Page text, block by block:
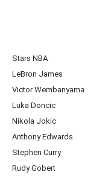
Stars NBA
LeBron James
Victor Wembanyama
Luka Doncic
Nikola Jokic
Anthony Edwards
Stephen Curry
Rudy Gobert